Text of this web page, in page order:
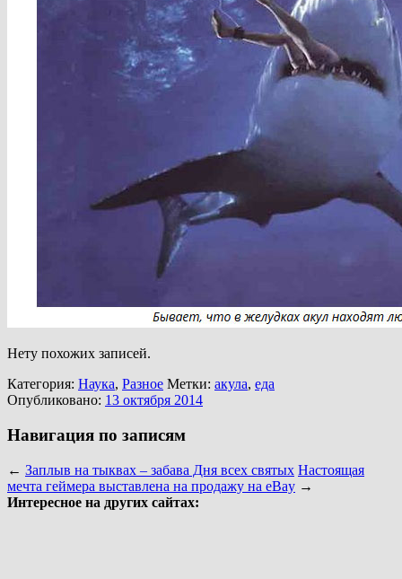
Нету похожих записей.
Категория: Наука, Разное Метки: акула, еда
Опубликовано: 13 октября 2014
Навигация по записям
← Заплыв на тыквах – забава Дня всех святых Настоящая
мечта геймера выставлена на продажу на eBay →
Интересное на других сайтах: